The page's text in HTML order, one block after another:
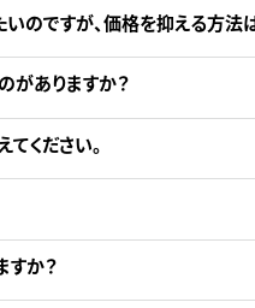
のですが、価格を抑える方法
がありますか？
ください。
すか？